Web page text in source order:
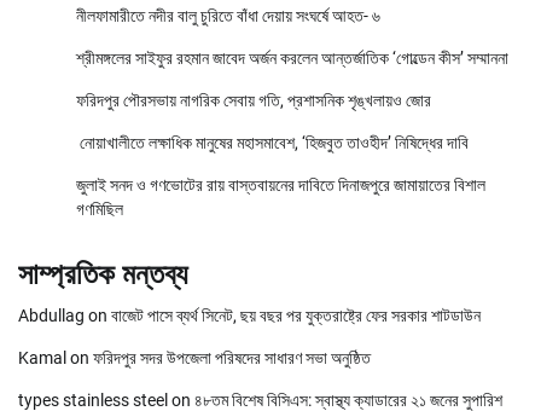
নীলফামারীতে নদীর বালু চুরিতে বাঁধা দেয়ায় সংঘর্ষে আহত- ৬
শ্রীমঙ্গলের সাইফুর রহমান জাবেদ অর্জন করলেন আন্তর্জাতিক ‘গোল্ডেন কীস’ সম্মাননা
ফরিদপুর পৌরসভায় নাগরিক সেবায় গতি, প্রশাসনিক শৃঙ্খলায়ও জোর
নোয়াখালীতে লক্ষাধিক মানুষের মহাসমাবেশ, ‘হিজবুত তাওহীদ’ নিষিদ্ধের দাবি
জুলাই সনদ ও গণভোটের রায় বাস্তবায়নের দাবিতে দিনাজপুরে জামায়াতের বিশাল
গণমিছিল
সাম্প্রতিক মন্তব্য
Abdullag on বাজেট পাসে ব্যর্থ সিনেট, ছয় বছর পর যুক্তরাষ্ট্রে ফের সরকার শাটডাউন
Kamal on ফরিদপুর সদর উপজেলা পরিষদের সাধারণ সভা অনুষ্ঠিত
types stainless steel on ৪৮তম বিশেষ বিসিএস: স্বাস্থ্য ক্যাডারের ২১ জনের সুপারিশ